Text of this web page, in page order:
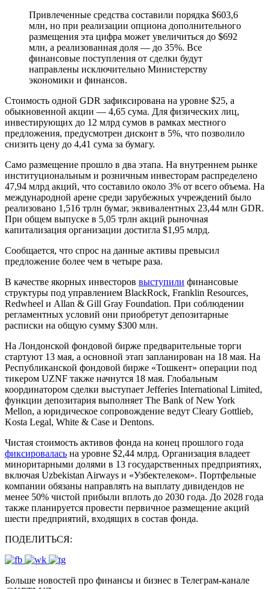
Привлеченные средства составили порядка $603,6
млн, но при реализации опциона дополнительного
размещения эта цифра может увеличиться до $692
млн, а реализованная доля — до 35%. Все
финансовые поступления от сделки будут
направлены исключительно Министерству
экономики и финансов.
Стоимость одной GDR зафиксирована на уровне $25, а
обыкновенной акции — 4,65 сума. Для физических лиц,
инвестирующих до 12 млрд сумов в рамках местного
предложения, предусмотрен дисконт в 5%, что позволило
снизить цену до 4,41 сума за бумагу.
Само размещение прошло в два этапа. На внутреннем рынке
институциональным и розничным инвесторам распределено
47,94 млрд акций, что составило около 3% от всего объема. На
международной арене среди зарубежных учреждений было
реализовано 1,516 трлн бумаг, эквивалентных 23,44 млн GDR.
При общем выпуске в 5,05 трлн акций рыночная
капитализация организации достигла $1,95 млрд.
Сообщается, что спрос на данные активы превысил
предложение более чем в четыре раза.
В качестве якорных инвесторов выступили финансовые
структуры под управлением BlackRock, Franklin Resources,
Redwheel и Allan & Gill Gray Foundation. При соблюдении
регламентных условий они приобретут депозитарные
расписки на общую сумму $300 млн.
На Лондонской фондовой бирже предварительные торги
стартуют 13 мая, а основной этап запланирован на 18 мая. На
Республиканской фондовой бирже «Тошкент» операции под
тикером UZNF также начнутся 18 мая. Глобальным
координатором сделки выступает Jefferies International Limited,
функции депозитария выполняет The Bank of New York
Mellon, а юридическое сопровождение ведут Cleary Gottlieb,
Kosta Legal, White & Case и Dentons.
Чистая стоимость активов фонда на конец прошлого года
фиксировалась на уровне $2,44 млрд. Организация владеет
миноритарными долями в 13 государственных предприятиях,
включая Uzbekistan Airways и «Узбектелеком». Портфельные
компании обязаны направлять на выплату дивидендов не
менее 50% чистой прибыли вплоть до 2030 года. До 2028 года
также планируется провести первичное размещение акций
шести предприятий, входящих в состав фонда.
ПОДЕЛИТЬСЯ:
Больше новостей про финансы и бизнес в Телеграм-канале